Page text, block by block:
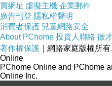
買網址 虛擬主機 企業郵件
廣告刊登 隱私權聲明
消費者保護 兒童網路安全
About PChome 投資人聯絡 徵
著作權保護 ｜網路家庭版權所
Online
PChome Online and PChome
Online Inc.